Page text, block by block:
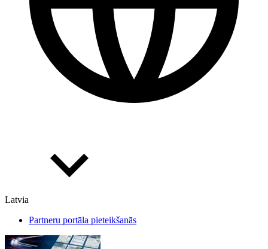
Latvia
Partneru portāla pieteikšanās